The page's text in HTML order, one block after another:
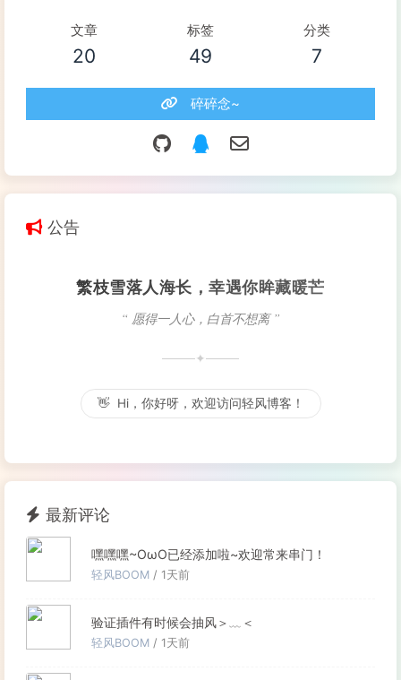
文章
20
标签
49
分类
7
碎碎念~
公告
繁枝雪落人海长，幸遇你眸藏暖芒
“ 愿得一人心，白首不想离 ”
✦
👋 Hi，你好呀，欢迎访问轻风博客！
最新评论
嘿嘿嘿~OωO已经添加啦~欢迎常来串门！
轻风BOOM / 1天前
验证插件有时候会抽风＞﹏＜
轻风BOOM / 1天前